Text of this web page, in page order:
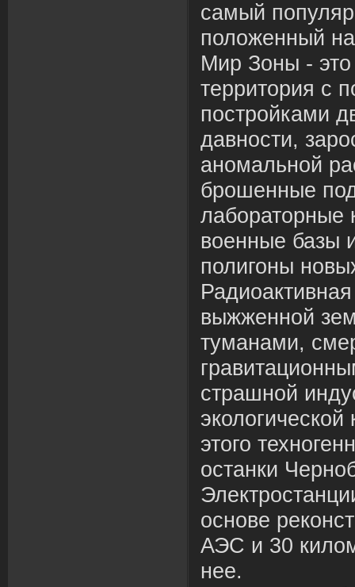
самый
положенный
Мир Зоны -
территория с
постройками
давности,
аномальной
брошенные
лабораторные
военные базы
полигоны
выжженной
туманами,
страшной
этого
останки
основе
АЭС и 30
нее.